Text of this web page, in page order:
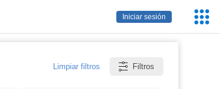
Iniciar sesión
Limpiar filtros Filtros